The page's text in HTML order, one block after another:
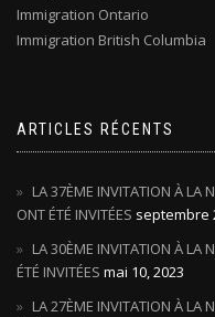
Immigration Ontario
Immigration British Columbia
ARTICLES RÉCENTS
LA 37ÈME INVITATION À LA
ONT ÉTÉ INVITÉES septembre
LA 30ÈME INVITATION À LA
ÉTÉ INVITÉES mai 10, 2023
LA 27ÈME INVITATION À LA